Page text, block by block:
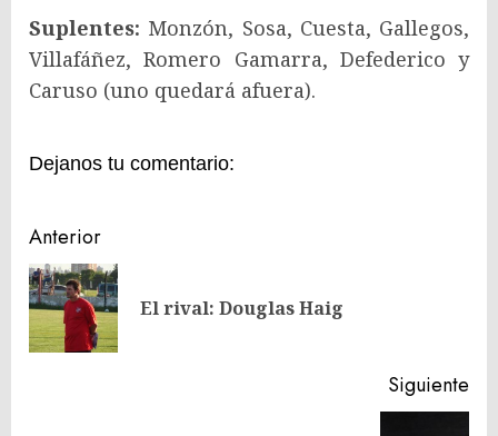
Suplentes: Monzón, Sosa, Cuesta, Gallegos,
Villafáñez, Romero Gamarra, Defederico y
Caruso (uno quedará afuera).
Dejanos tu comentario:
Navegación
de
entradas
Anterior
El rival: Douglas Haig
Siguiente